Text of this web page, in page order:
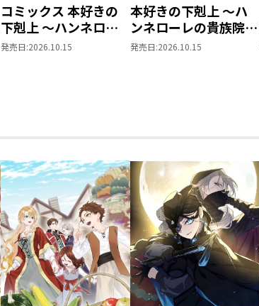
コミックス 本好きの
下剋上 ～ハンネロー
レの貴族院五年生～
発売日:2026.10.15
本好きの下剋上 ～ハ
ンネローレの貴族院五
年生～ 「恋してみた
発売日:2026.10.15